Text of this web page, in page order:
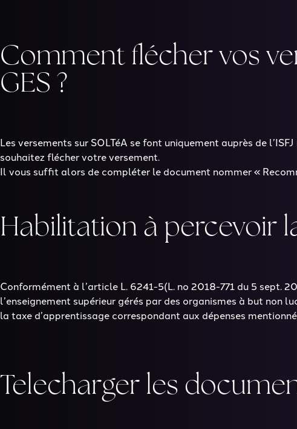
Comment flécher vos
GES ?
Les versements sur SOLTéA se font uniquement auprès de
souhaitez flécher votre versement.
Il vous suffit alors de compléter le document nommer «
Habilitation à percevoir
Conformément à l’article L. 6241-5(L. no 2018-771 du 5 sept.
l’enseignement supérieur gérés par des organismes à but
la taxe d’apprentissage correspondant aux dépenses
Telecharger les